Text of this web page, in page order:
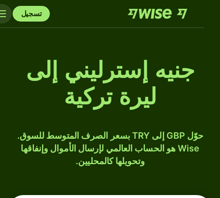
تسجيل
جنيه إسترليني إلى
ليرة تركية
حوّل GBP إلى TRY بسعر الصرف المتوسط للسوق.
Wise هو الحساب العالمي لإرسال الأموال وإنفاقها
وتحويلها كالمحليين.